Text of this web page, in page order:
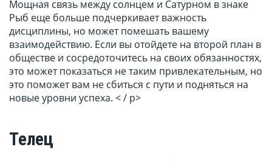
Мощная связь между солнцем и Сатурном в знаке
Рыб еще больше подчеркивает важность
дисциплины, но может помешать вашему
взаимодействию. Если вы отойдете на второй план в
обществе и сосредоточитесь на своих обязанностях,
это может показаться не таким привлекательным, но
это поможет вам не сбиться с пути и подняться на
новые уровни успеха. < / p>
Телец